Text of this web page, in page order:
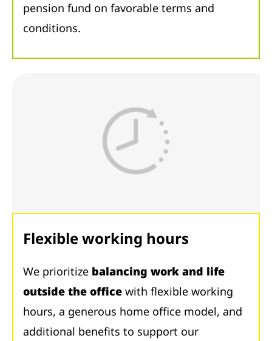
pension fund on favorable terms and
conditions.
Flexible working hours
We prioritize balancing work and life
outside the office with flexible working
hours, a generous home office model, and
additional benefits to support our